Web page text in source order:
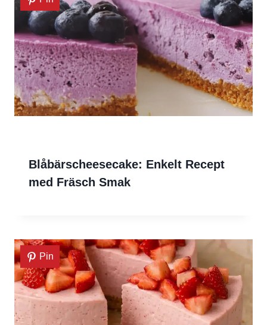
Blåbärscheesecake: Enkelt Recept
med Fräsch Smak
Pin